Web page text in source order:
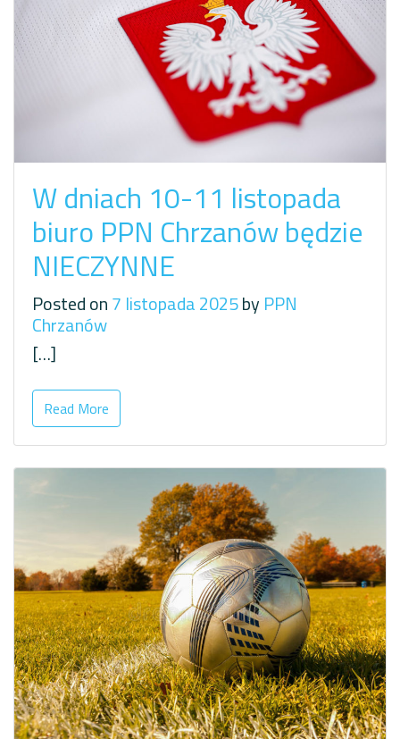
W dniach 10-11 listopada
biuro PPN Chrzanów będzie
NIECZYNNE
Posted on7 listopada 2025by PPN
Chrzanów
[…]
Read More